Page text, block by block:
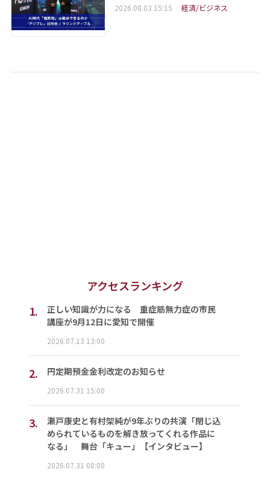
2026.08.03 15:15 経済/ビジネス
アクセスランキング
1.
正しい知識が力になる 重症筋無力症の市民
講座が9月12日に愛知で開催
2026.07.13 13:00
2. 円定期預金金利改定のお知らせ
2026.07.31 15:00
3.
瀬戸康史と有村架純が9年ぶりの共演「閉じ込
められているものを解き放ってくれる作品に
なる」 舞台「キュー」【インタビュー】
2026.07.31 08:00